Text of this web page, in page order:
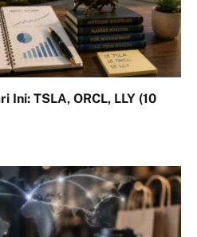
Ini: TSLA, ORCL, LLY (10